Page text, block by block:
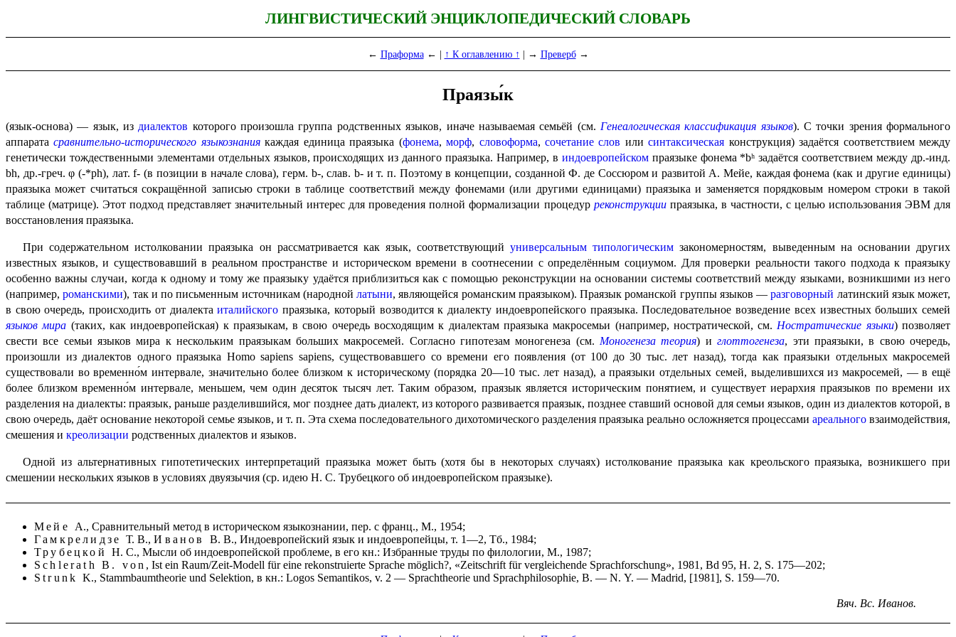
ЛИНГВИСТИЧЕСКИЙ ЭНЦИКЛОПЕДИЧЕСКИЙ СЛОВАРЬ
← Праформа← | ↑ К оглавлению ↑ | → Преверб→
Праязы́к
(язык-основа) — язык, из диалектов которого произошла группа родственных языков, иначе назы­ва­е­мая семьёй (см. Генеалогическая классификация языков). С точки зрения формального
аппаратасравни­тель­но-истори­че­ско­го языко­зна­ниякаждая единица праязыка (фонема,морф, словоформа, сочетание слов илисинтаксическая конструкция) задаётся соответ­стви­ем между
генетически тожде­ствен­ны­ми элементами отдельных языков, происходящих из данного праязыка. Напри­мер, в индо­евро­пей­скомпраязыке фонема *bʰ задаётся соответствием между др.-инд.
bh, др.-греч. φ (-*ph), лат. f- (в позиции в начале слова), герм. b-, слав. b- и т. п. Поэтому в концепции, созданной Ф. де Соссюром и развитой А. Мейе, каждая фонема (как и другие единицы)
праязыка может считаться сокращённой записью строки в таблице соответствий между фонемами (или другими единицами) праязыка и заменя­ет­ся порядковым номером строки в такой
таблице (матрице). Этот подход представ­ля­ет значи­тель­ный интерес для проведения полной формализации процедур реконструкциипраязыка, в частности, с целью использования ЭВМ для
восстановления праязыка.
При содержательном истолковании праязыка он рассматривается как язык, соответ­ству­ю­щийуниверсаль­ным типологическим закономерностям, выведенным на основании других
известных языков, и существовавший в реальном пространстве и историческом времени в соотнесении с опреде­лён­ным социумом. Для проверки реальности такого подхода к праязыку
особенно важны случаи, когда к одному и тому же праязыку удаётся приблизиться как с помощью реконструкции на основании системы соответствий между языками, возникшими из него
(например,романскими), так и по письмен­ным источникам (народной латыни, являющейся романским праязыком). Праязык романской группы языков —разговорный латинский язык может,
в свою очередь, происходить от диалектаиталийского праязыка, который возводится к диалекту индоевропейского праязыка. Последовательное возведение всех известных больших семей
языков мира (таких, как индоевропейская) к праязыкам, в свою очередь восходящим к диалектам праязыка макросемьи (например, ностратической, см. Ностратические языки) позволяет
свести все семьи языков мира к нескольким праязыкам больших макросемей. Согла­сно гипотезам моногенеза (см. Моногенеза теория) иглоттогенеза, эти праязыки, в свою очередь,
произошли из диалектов одного праязыка Homo sapiens sapiens, существовавшего со времени его появления (от 100 до 30 тыс. лет назад), тогда как праязыки отдельных макросемей
существовали во временно́м интервале, значительно более близком к историческому (порядка 20—10 тыс. лет назад), а праязыки отдельных семей, выделившихся из макро­се­мей, — в ещё
более близком временно́м интер­ва­ле, меньшем, чем один десяток тысяч лет. Таким образом, праязык является историческим понятием, и существует иерархия праязыков по времени их
разделения на диалекты: праязык, раньше разде­лив­ший­ся, мог позднее дать диалект, из которого развивается праязык, позднее ставший основой для семьи языков, один из диалектов которой, в
свою очередь, даёт основание некоторой семье языков, и т. п. Эта схема последовательного дихотомического разделения праязыка реально осложняется процес­са­ми ареального взаимодействия,
смешения и креолизации родственных диалектов и языков.
Одной из альтернативных гипотетических интерпретаций праязыка может быть (хотя бы в некото­рых случаях) истолкование праязыка как креольского праязыка, возникшего при
смешении несколь­ких языков в условиях двуязычия (ср. идею Н. С. Трубецкого об индоевропейском праязыке).
Мейе А., Сравнительный метод в историческом языкознании, пер. с франц., М., 1954;
ГамкрелидзеТ. В.,Иванов В. В., Индоевропейский язык и индоевропейцы, т. 1—2, Тб., 1984;
Трубецкой Н. С., Мысли об индоевропейской проблеме, в его кн.: Избранные труды по филологии, М., 1987;
Schlerath B. von , Ist ein Raum/Zeit-Modell für eine rekonstruierte Sprache möglich?, «Zeitschrift für vergleichende Sprachforschung», 1981, Bd 95, H. 2, S. 175—202;
StrunkK., Stammbaumtheorie und Selektion, в кн.:Logos Semantikos, v. 2 — Sprachtheorie und Sprachphilosophie, B. — N. Y. — Madrid, [1981], S. 159—70.
Вяч. Вс. Иванов.